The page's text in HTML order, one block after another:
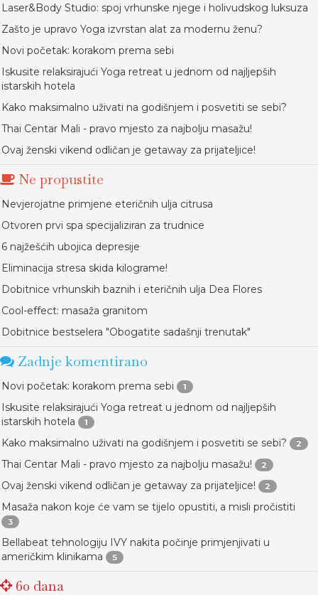
Laser&Body Studio: spoj vrhunske njege i holivudskog luksuza
Zašto je upravo Yoga izvrstan alat za modernu ženu?
Novi početak: korakom prema sebi
Iskusite relaksirajući Yoga retreat u jednom od najljepših
istarskih hotela
Kako maksimalno uživati na godišnjem i posvetiti se sebi?
Thai Centar Mali - pravo mjesto za najbolju masažu!
Ovaj ženski vikend odličan je getaway za prijateljice!
Ne propustite
Nevjerojatne primjene eteričnih ulja citrusa
Otvoren prvi spa specijaliziran za trudnice
6 najžešćih ubojica depresije
Eliminacija stresa skida kilograme!
Dobitnice vrhunskih baznih i eteričnih ulja Dea Flores
Cool-effect: masaža granitom
Dobitnice bestselera "Obogatite sadašnji trenutak"
Zadnje komentirano
Novi početak: korakom prema sebi 1
Iskusite relaksirajući Yoga retreat u jednom od najljepših
istarskih hotela
1
Kako maksimalno uživati na godišnjem i posvetiti se sebi? 2
Thai Centar Mali - pravo mjesto za najbolju masažu! 2
Ovaj ženski vikend odličan je getaway za prijateljice! 2
Masaža nakon koje će vam se tijelo opustiti, a misli pročistiti
3
Bellabeat tehnologiju IVY nakita počinje primjenjivati u
američkim klinikama
5
60 dana